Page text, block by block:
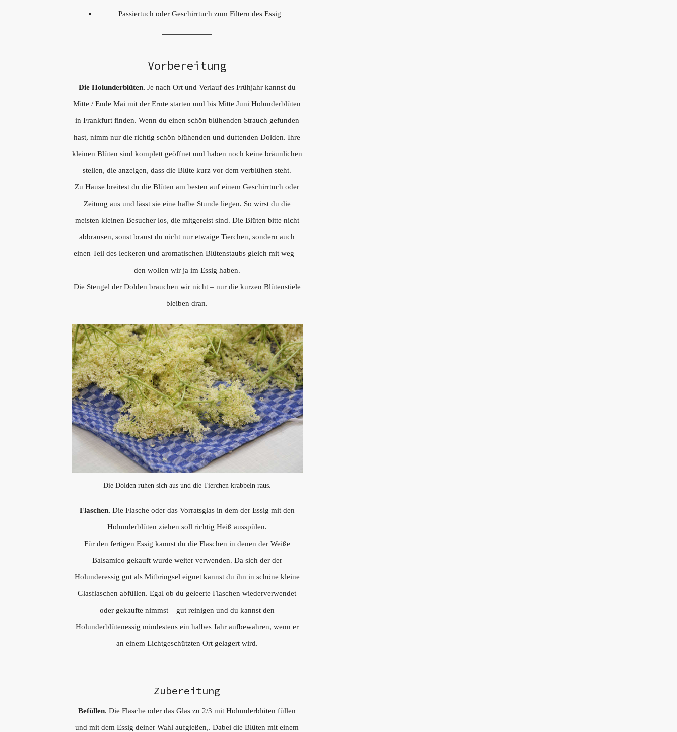
Passiertuch oder Geschirrtuch zum Filtern des Essig
Vorbereitung
Die Holunderblüten. Je nach Ort und Verlauf des Frühjahr kannst du
Mitte / Ende Mai mit der Ernte starten und bis Mitte Juni Holunderblüten
in Frankfurt finden. Wenn du einen schön blühenden Strauch gefunden
hast, nimm nur die richtig schön blühenden und duftenden Dolden. Ihre
kleinen Blüten sind komplett geöffnet und haben noch keine bräunlichen
stellen, die anzeigen, dass die Blüte kurz vor dem verblühen steht.
Zu Hause breitest du die Blüten am besten auf einem Geschirrtuch oder
Zeitung aus und lässt sie eine halbe Stunde liegen. So wirst du die
meisten kleinen Besucher los, die mitgereist sind. Die Blüten bitte nicht
abbrausen, sonst braust du nicht nur etwaige Tierchen, sondern auch
einen Teil des leckeren und aromatischen Blütenstaubs gleich mit weg –
den wollen wir ja im Essig haben.
Die Stengel der Dolden brauchen wir nicht – nur die kurzen Blütenstiele
bleiben dran.
Die Dolden ruhen sich aus und die Tierchen krabbeln raus.
Flaschen. Die Flasche oder das Vorratsglas in dem der Essig mit den
Holunderblüten ziehen soll richtig Heiß ausspülen.
Für den fertigen Essig kannst du die Flaschen in denen der Weiße
Balsamico gekauft wurde weiter verwenden. Da sich der der
Holunderessig gut als Mitbringsel eignet kannst du ihn in schöne kleine
Glasflaschen abfüllen. Egal ob du geleerte Flaschen wiederverwendet
oder gekaufte nimmst – gut reinigen und du kannst den
Holunderblütenessig mindestens ein halbes Jahr aufbewahren, wenn er
an einem Lichtgeschützten Ort gelagert wird.
Zubereitung
Befüllen. Die Flasche oder das Glas zu 2/3 mit Holunderblüten füllen
und mit dem Essig deiner Wahl aufgießen,. Dabei die Blüten mit einem